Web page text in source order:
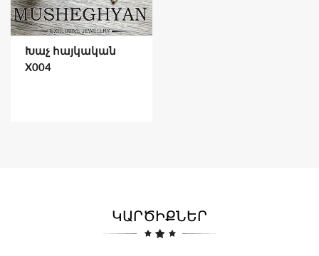
Խաչ հայկական
X004
ԿԱՐԾԻՔՆԵՐ